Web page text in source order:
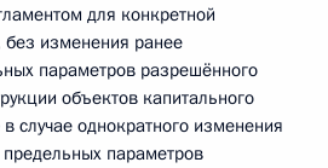
для конкретной
без изменения ранее
параметров разрешённого
объектов капитального
случае однократного изменения
параметров